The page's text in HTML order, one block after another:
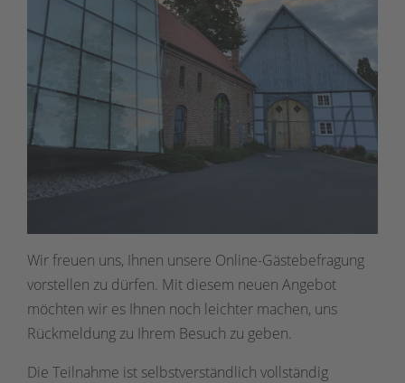
Wir freuen uns, Ihnen unsere Online-Gästebefragung
vorstellen zu dürfen. Mit diesem neuen Angebot
möchten wir es Ihnen noch leichter machen, uns
Rückmeldung zu Ihrem Besuch zu geben.
Die Teilnahme ist selbstverständlich vollständig